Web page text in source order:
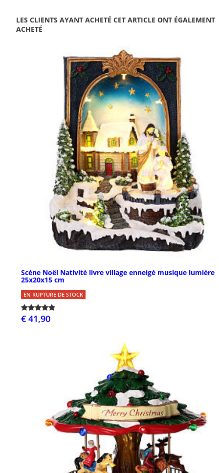
LES CLIENTS AYANT ACHETÉ CET ARTICLE ONT ÉGALEMENT
ACHETÉ
Scène Noël Nativité livre village enneigé musique lumière
25x20x15 cm
EN RUPTURE DE STOCK
€ 41,90